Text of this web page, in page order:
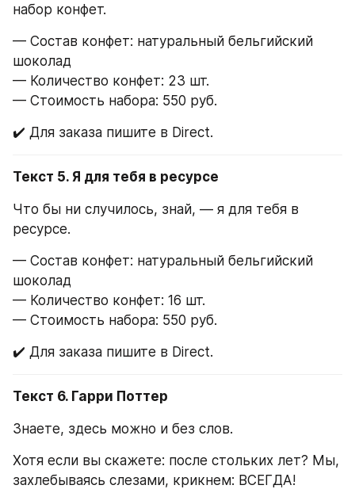
набор конфет.
— Состав конфет: натуральный бельгийский
шоколад
— Количество конфет: 23 шт.
— Стоимость набора: 550 руб.
✔️ Для заказа пишите в Direct.
Текст 5. Я для тебя в ресурсе
Что бы ни случилось, знай, — я для тебя в
ресурсе.
— Состав конфет: натуральный бельгийский
шоколад
— Количество конфет: 16 шт.
— Стоимость набора: 550 руб.
✔️ Для заказа пишите в Direct.
Текст 6. Гарри Поттер
Знаете, здесь можно и без слов.
Хотя если вы скажете: после стольких лет? Мы,
захлебываясь слезами, крикнем: ВСЕГДА!